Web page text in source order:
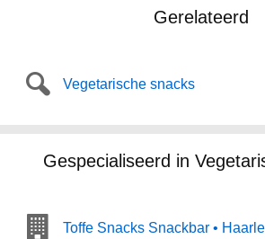
Gerelateerd
Vegetarische snacks
Gespecialiseerd in
Toffe Snacks Snackbar •